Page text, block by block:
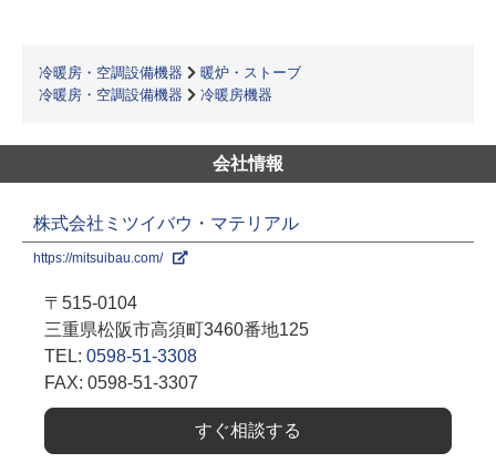
冷暖房・空調設備機器
暖炉・ストーブ
冷暖房・空調設備機器
冷暖房機器
会社情報
株式会社ミツイバウ・マテリアル
https://mitsuibau.com/
〒515-0104
三重県松阪市高須町3460番地125
TEL: 0598-51-3308
FAX: 0598-51-3307
すぐ相談する